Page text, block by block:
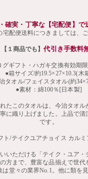
確実・丁寧な【宅配便】で
配便送料につきましては、
【１商品でも】代引き手数料
グギフト・ハガキ交換有効期
●箱サイズ/約19.5×27×10.3(木
タオル/フェイスタオル(約
●素材：綿100％[日本製]
たこのタオルは、今治タオ
に織り上げました。上品で
です。
ト/テイクユアチョイス カルミ
いただける「テイク・ユア
方まで、豊富な品揃えで世
堂々の業界No.1。他に類を